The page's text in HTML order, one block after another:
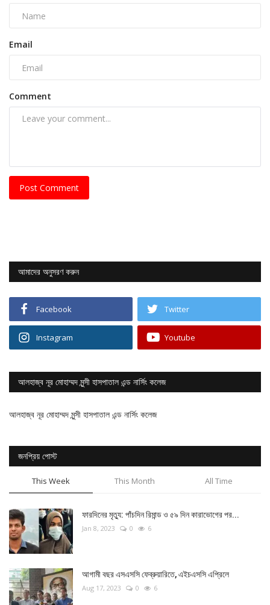
Email
Comment
Post Comment
আমাদের অনুসরণ করুন
Facebook Twitter
Instagram Youtube
আলহাজ্ব নূর মোহাম্মদ মুন্সী হাসপাতাল এন্ড নার্সিং কলেজ
আলহাজ্ব নূর মোহাম্মদ মুন্সী হাসপাতাল এন্ড নার্সিং কলেজ
জনপ্রিয় পোস্ট
This Week This Month All Time
ফারদিনের মৃত্যু: পাঁচদিন রিমান্ড ও ৫৯ দিন কারাভোগের পর...
Jan 8, 2023 0 6
আগামী বছর এসএসসি ফেব্রুয়ারিতে, এইচএসসি এপ্রিলে
Aug 17, 2023 0 6